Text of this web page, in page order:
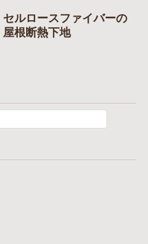
セルロースファイバーの
屋根断熱下地